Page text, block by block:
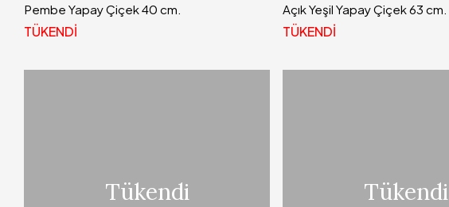
Pembe Yapay Çiçek 40 cm.
TÜKENDİ
Açık Yeşil Yapay Çiçek 63 cm.
TÜKENDİ
Tükendi Tükendi